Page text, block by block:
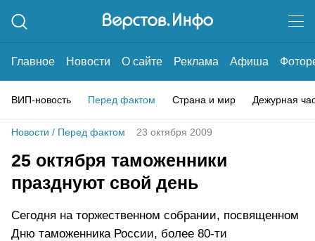
Главное Новости О сайте Реклама Афиша
ВИП-новость Перед фактом Страна и мир Дежурная
Новости / Перед фактом 23 октября 2009
25 октября таможенники
празднуют свой день
Сегодня на торжественном собрании, посвященном
Дню таможенника России, более 80-ти